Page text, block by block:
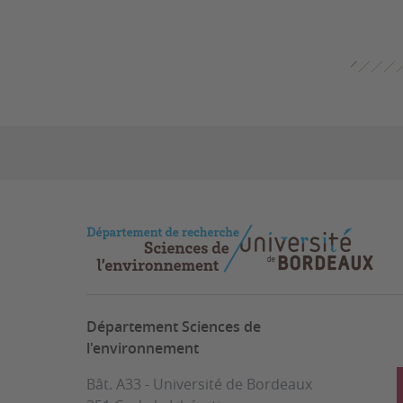
Département Sciences de
l'environnement
Bât. A33 - Université de Bordeaux